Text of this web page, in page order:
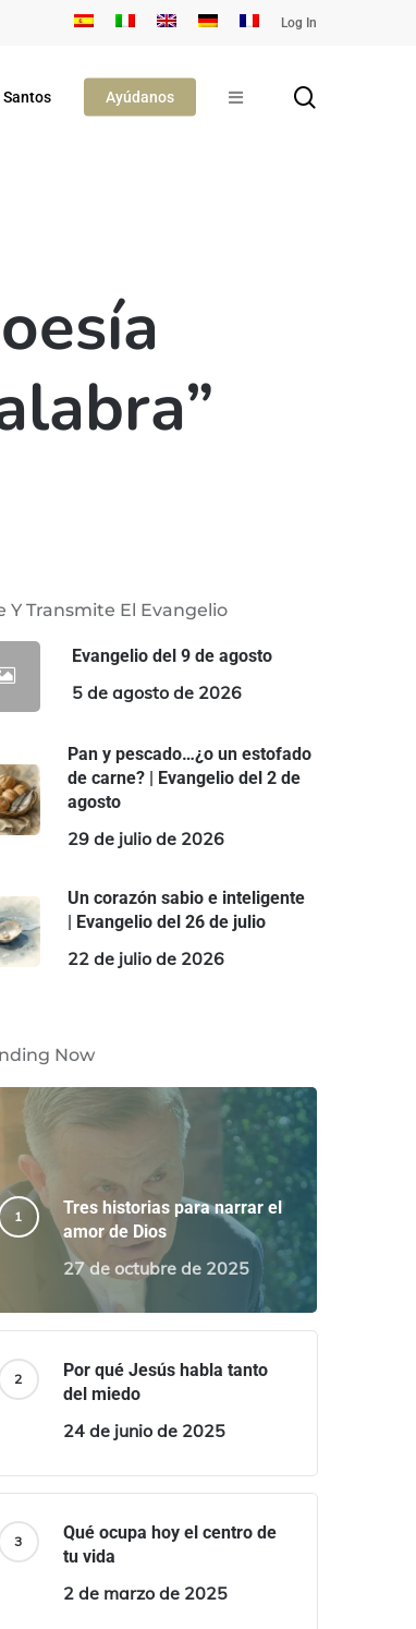
Log In
Santos Ayúdanos
Y Transmite El Evangelio
Evangelio del 9 de agosto
5 de agosto de 2026
Pan y pescado…¿o un estofado
de carne? | Evangelio del 2 de
agosto
29 de julio de 2026
Un corazón sabio e inteligente
| Evangelio del 26 de julio
22 de julio de 2026
Now
Tres historias para narrar el
amor de Dios
27 de octubre de 2025
Por qué Jesús habla tanto
del miedo
24 de junio de 2025
Qué ocupa hoy el centro de
tu vida
2 de marzo de 2025